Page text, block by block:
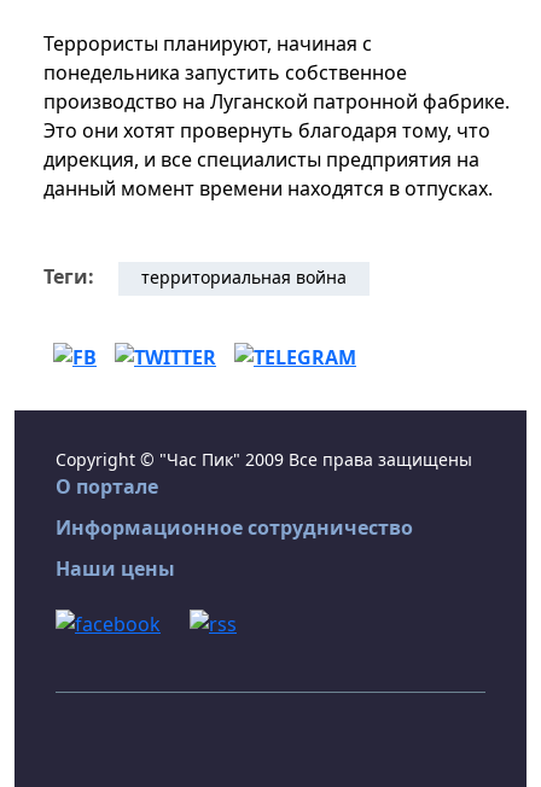
Террористы планируют, начиная с
понедельника запустить собственное
производство на Луганской патронной фабрике.
Это они хотят провернуть благодаря тому, что
дирекция, и все специалисты предприятия на
данный момент времени находятся в отпусках.
Теги: территориальная война
Copyright © "Час Пик" 2009 Все права защищены
О портале
Информационное сотрудничество
Наши цены